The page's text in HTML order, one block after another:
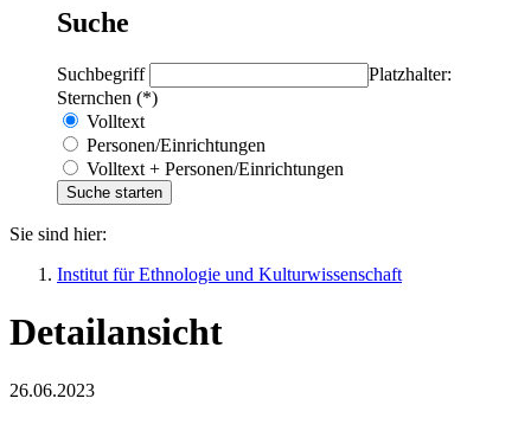
Suche
Suchbegriff
Platzhalter:
Sternchen (*)
Volltext
Personen/Einrichtungen
Volltext + Personen/Einrichtungen
Sie sind hier:
Institut für Ethnologie und Kulturwissenschaft
Detailansicht
26.06.2023